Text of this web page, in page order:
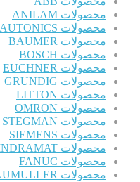
محصولات ANILAM
محصولات AUTONICS
محصولات BAUMER
محصولات BOSCH
محصولات EUCHNER
محصولات GRUNDIG
محصولات LITTON
محصولات OMRON
محصولات STEGMAN
محصولات SIEMENS
محصولات INDRAMAT
محصولات FANUC
محصولات BAUMULLER